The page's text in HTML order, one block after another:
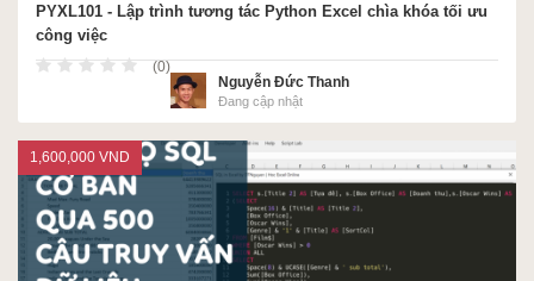
PYXL101 - Lập trình tương tác Python Excel chìa khóa tối ưu
công việc
(0)
Nguyễn Đức Thanh
Đang cập nhật
1,600,000 VND